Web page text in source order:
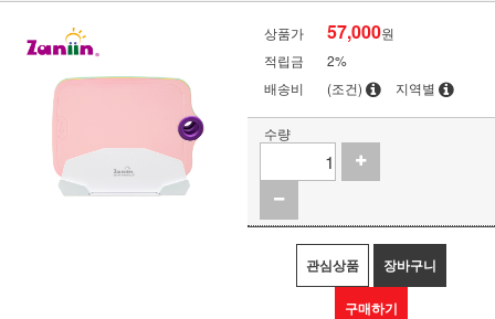
상품가 57,000원
적립금
2%
배송비
(조건) 지역별
수량
관심상품 장바구니
구매하기